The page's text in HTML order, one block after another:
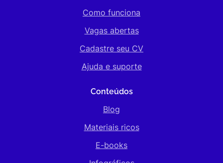
Como funciona
Vagas abertas
Cadastre seu CV
Ajuda e suporte
Conteúdos
Blog
Materiais ricos
E-books